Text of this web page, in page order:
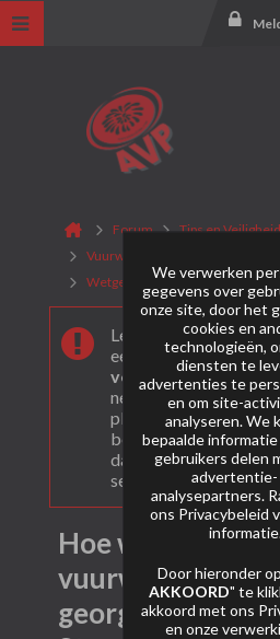
Forum
Tips en Veiligheid
Vuurwerk en Veiligheid
Wetgeving Nederland
Leuk dat je ons
eerste bezoek is
veel gestelde vragen
nemen en ook
plaatsen moet je je
berichten te bekijken,
dat je wil bezoeken
selectie.
Hoe wordt een
vuurwerkshow
georganiseerd? -
We verwerken
gegevens over
onze site, door het
cookies en
technologieën,
diensten te
advertenties te
en om site-
analyseren. We
bepaalde
gebruikers delen
advertentie-
analysepartners.
ons Privacybeleid
informatie.
Door hieronder
AKKOORD" te
akkoord met ons
en onze